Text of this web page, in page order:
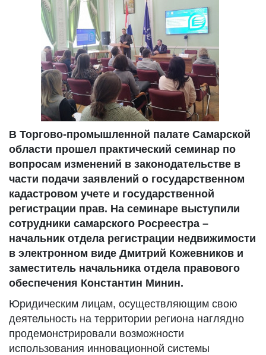
В Торгово-промышленной палате Самарской
области прошел практический семинар по
вопросам изменений в законодательстве в
части подачи заявлений о государственном
кадастровом учете и государственной
регистрации прав. На семинаре выступили
сотрудники самарского Росреестра –
начальник отдела регистрации недвижимости
в электронном виде Дмитрий Кожевников и
заместитель начальника отдела правового
обеспечения Константин Минин.
Юридическим лицам, осуществляющим свою
деятельность на территории региона наглядно
продемонстрировали возможности
использования инновационной системы